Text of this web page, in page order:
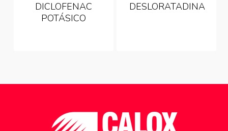
DICLOFENAC
POTÁSICO
DESLORATADINA